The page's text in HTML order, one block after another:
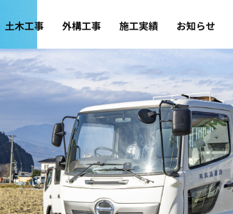
土木工事 外構工事 施工実績 お知らせ